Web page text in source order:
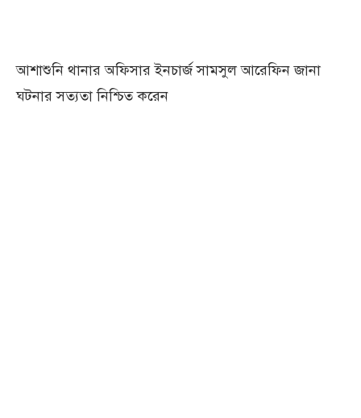
আশাশুনি থানার অফিসার ইনচার্জ সামসুল আরেফিন জানা
ঘটনার সত্যতা নিশ্চিত করেন